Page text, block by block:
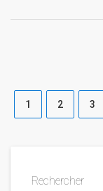
1 2 3
Rechercher